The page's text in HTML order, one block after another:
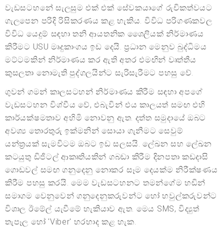
වැඩසටහනේ සැලසුම එක් එක් සේවකයාගේ රුචිකත්වයට
ගැලපෙන පරිදි රිසිකරණය කළ හැකිය. විවිධ පරිගණකවල
විවිධ යෙදුම් සඳහා තනි ආයතනික ශෛලියක් නිර්මාණය
කිරීමට USU මෘදුකාංගය ඉඩ දෙයි. ප්‍රධාන මෙනුව බුද්ධිමය
මට්ටමකින් නිර්මාණය කර ඇති අතර එමඟින් වෘත්තීය
කුසලතා නොමැති පුද්ගලයින්ට සැරිසැරීමට පහසු වේ.
ගුවන් ගමන් කාලසටහන් නිර්මාණය කිරීම සඳහා අපගේ
වැඩසටහන විශ්වීය වේ, එබැවින් එය කාලයත් සමඟ එහි
කාර්යක්ෂමතාව අහිමි නොවනු ඇත. දත්ත සමුදායේ ඔබට
අවශ්‍ය තොරතුරු ඉක්මනින් සොයා ගැනීමට සෙවුම්
යන්ත්‍රයක් සැමවිටම ඔබට ඉඩ සලසයි. ලේඛන සහ ලේඛන
කටයුතු ඩිජිටල් ආකෘතියකින් ගබඩා කිරීම දිනපතා කඩදාසි
ගොඩවල් සමඟ ගනුදෙනු නොකර සෑම දෙයක්ම නිරීක්ෂණය
කිරීම පහසු කරයි. මෙම වැඩසටහනට තමන්ගේම හඬින්
සමාගම වෙනුවෙන් ගනුදෙනුකරුවන්ට හෝ හවුල්කරුවන්ට
විශාල ඊමේල් යැවීමේ හැකියාව ඇත. මෙය SMS, විද්‍යුත්
තැපෑල හෝ 'Viber' හරහාද කළ හැක.